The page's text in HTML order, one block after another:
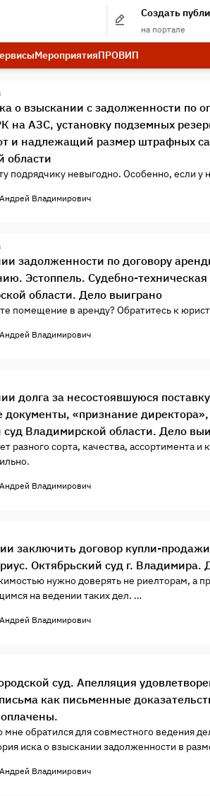
Создать
на портале
МероприятияПРОВИП
о взыскании с задолженности по
на АЗС, установку подземных
и надлежащий размер штрафных
области
подрядчику невыгодно. Особенно, если у
Владимирович
задолженности по договору
Эстоппель. Судебно-
области. Дело выиграно
помещение в аренду? Обратитесь к
Владимирович
долга за несостоявшуюся
документы, «признание
Владимирской области. Дело
разного сорта, качества, ассортимента
Владимирович
заключить договор купли-
Октябрьский суд г. Владимира.
нужно доверять не риелторам, а
на ведении таких дел.
честность и профессионализм победили
Владимирович
суд. Апелляция
как письменные
мне обратился для совместного ведения
иска о взыскании задолженности в
центра в Москве.
Владимирович